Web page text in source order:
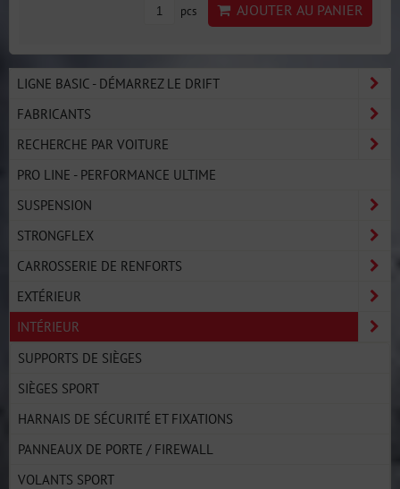
pcs AJOUTER AU PANIER
LIGNE BASIC - DÉMARREZ LE DRIFT
FABRICANTS
RECHERCHE PAR VOITURE
PRO LINE - PERFORMANCE ULTIME
SUSPENSION
STRONGFLEX
CARROSSERIE DE RENFORTS
EXTÉRIEUR
INTÉRIEUR
SUPPORTS DE SIÈGES
SIÈGES SPORT
HARNAIS DE SÉCURITÉ ET FIXATIONS
PANNEAUX DE PORTE / FIREWALL
VOLANTS SPORT